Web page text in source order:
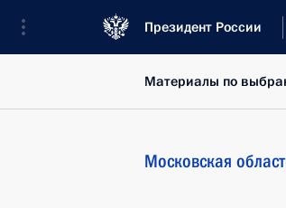
Президент России
Материалы по
Московская